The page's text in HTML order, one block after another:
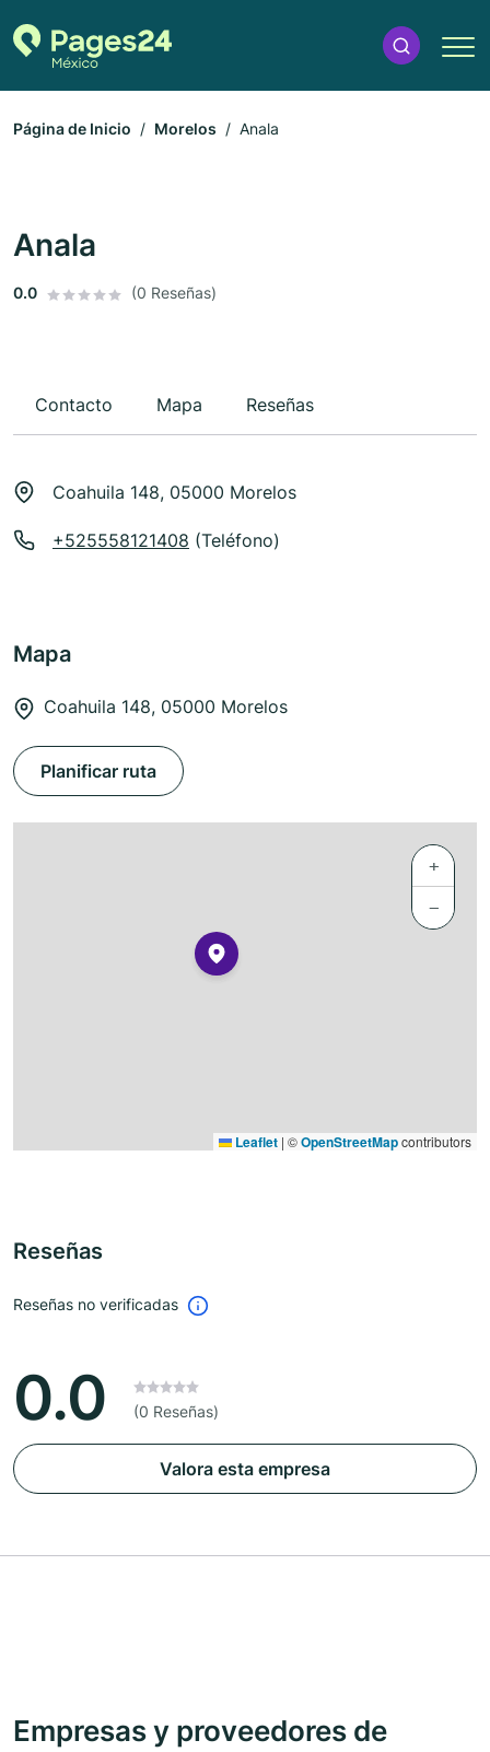
Página de Inicio Morelos Anala
Anala
0.0 (0 Reseñas)
Contacto Mapa Reseñas
Coahuila 148, 05000 Morelos
+525558121408 (Teléfono)
Mapa
Coahuila 148, 05000 Morelos
Planificar ruta
+
−
Leaflet | ©OpenStreetMapcontributors
Reseñas
Reseñas no verificadas
0.0 (0 Reseñas)
Valora esta empresa
Empresas y proveedores de